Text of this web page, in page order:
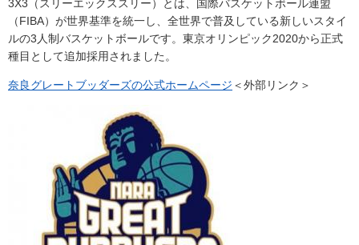
3X3（スリーエックススリー）とは、国際バスケットボール連盟
（FIBA）が世界基準を統一し、全世界で普及している新しいスタイ
ルの3人制バスケットボールです。東京オリンピック2020から正式
種目として追加採用されました。
奈良グレートブッダーズの公式ホームページ ＜外部リンク＞